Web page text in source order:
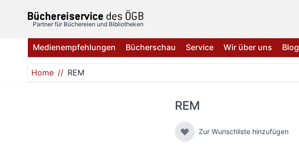
Partner für Büchereien und Bibliotheken
Medienempfehlungen Bücherschau Service Wir über uns Blog
Home REM
REM
Zur Wunschliste hinzufügen